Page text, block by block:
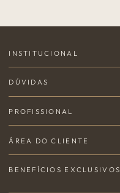
INSTITUCIONAL
DÚVIDAS
PROFISSIONAL
ÁREA DO CLIENTE
BENEFÍCIOS EXCLUSIVOS